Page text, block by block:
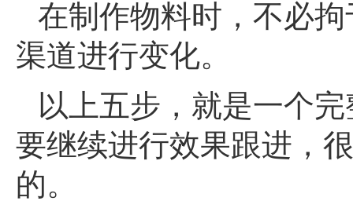
在制作物料时，不必
渠道进行变化。
以上五步，就是一个
要继续进行效果跟进，
的。